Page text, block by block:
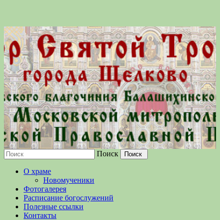
Православной Церкви
Поиск
О храме
Новомученики
Фотогалерея
Расписание богослужений
Полезные ссылки
Контакты